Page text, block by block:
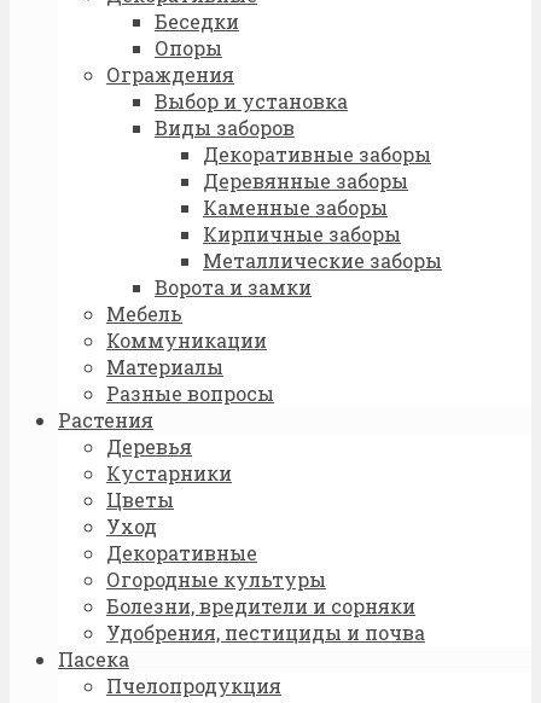
Беседки
Опоры
Ограждения
Выбор и установка
Виды заборов
Декоративные заборы
Деревянные заборы
Каменные заборы
Кирпичные заборы
Металлические заборы
Ворота и замки
Мебель
Коммуникации
Материалы
Разные вопросы
Растения
Деревья
Кустарники
Цветы
Уход
Декоративные
Огородные культуры
Болезни, вредители и сорняки
Удобрения, пестициды и почва
Пасека
Пчелопродукция